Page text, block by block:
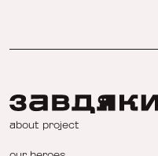
about project